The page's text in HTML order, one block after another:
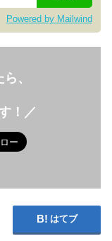
Powered by Mailwind
、
！／
はてブ